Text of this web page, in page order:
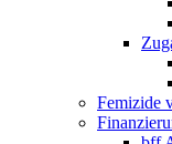
Femizide